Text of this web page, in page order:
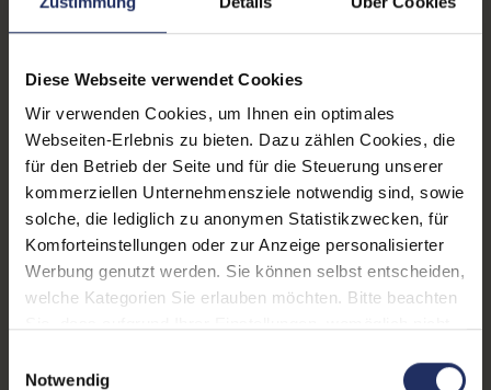
Diese Webseite verwendet Cookies
Wir verwenden Cookies, um Ihnen ein optimales
Webseiten-Erlebnis zu bieten. Dazu zählen Cookies, die
für den Betrieb der Seite und für die Steuerung unserer
kommerziellen Unternehmensziele notwendig sind, sowie
solche, die lediglich zu anonymen Statistikzwecken, für
Komforteinstellungen oder zur Anzeige personalisierter
Werbung genutzt werden. Sie können selbst entscheiden,
welche Kategorien Sie erlauben möchten. Bitte beachten
Weitere Informationen finden Sie in
Notwendig
Produktbeschreibung
1x Audio / Mikrofon - 3.5 mm
HDMI, 1x LAN RJ-45, 4x USB
2 Typ A, 4x USB 3 Typ A
Partnerprogramm: Ja
GTIN/EAN: 4255867518755
Maße (LxBxH): 292 x 92,6 x 290 mm
Gewicht: 6,45 kg